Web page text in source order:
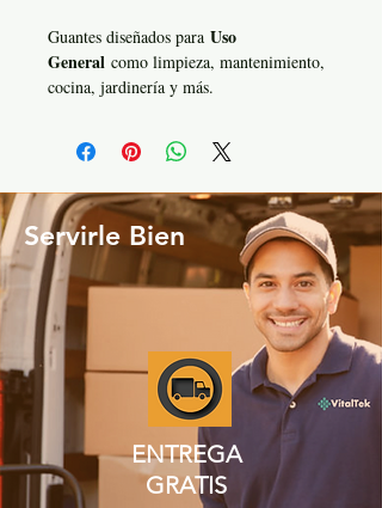
Guantes diseñados para Uso
General como limpieza, mantenimiento,
cocina, jardinería y más.
Servirle Bien
ENTREGA
GRATIS